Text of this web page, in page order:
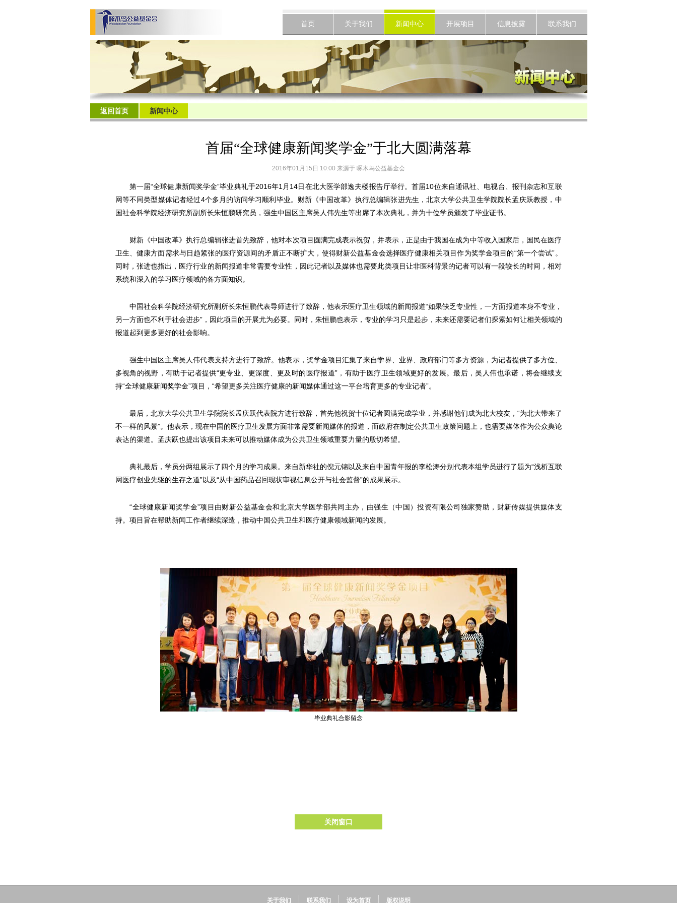
首页 关于我们 新闻中心 开展项目 信息披露 联系我们
返回首页 新闻中心
首届“全球健康新闻奖学金”于北大圆满落幕
2016年01月15日 10:00 来源于 啄木鸟公益基金会
第一届“全球健康新闻奖学金”毕业典礼于2016年1月14日在北大医学部逸夫楼报告厅举行。首届10位来自通讯社、电视台、报刊杂志和互联
网等不同类型媒体记者经过4个多月的访问学习顺利毕业。财新《中国改革》执行总编辑张进先生，北京大学公共卫生学院院长孟庆跃教授，中
国社会科学院经济研究所副所长朱恒鹏研究员，强生中国区主席吴人伟先生等出席了本次典礼，并为十位学员颁发了毕业证书。
财新《中国改革》执行总编辑张进首先致辞，他对本次项目圆满完成表示祝贺，并表示，正是由于我国在成为中等收入国家后，国民在医疗
卫生、健康方面需求与日趋紧张的医疗资源间的矛盾正不断扩大，使得财新公益基金会选择医疗健康相关项目作为奖学金项目的“第一个尝试”。
同时，张进也指出，医疗行业的新闻报道非常需要专业性，因此记者以及媒体也需要此类项目让非医科背景的记者可以有一段较长的时间，相对
系统和深入的学习医疗领域的各方面知识。
中国社会科学院经济研究所副所长朱恒鹏代表导师进行了致辞，他表示医疗卫生领域的新闻报道“如果缺乏专业性，一方面报道本身不专业，
另一方面也不利于社会进步”，因此项目的开展尤为必要。同时，朱恒鹏也表示，专业的学习只是起步，未来还需要记者们探索如何让相关领域的
报道起到更多更好的社会影响。
强生中国区主席吴人伟代表支持方进行了致辞。他表示，奖学金项目汇集了来自学界、业界、政府部门等多方资源，为记者提供了多方位、
多视角的视野，有助于记者提供“更专业、更深度、更及时的医疗报道”，有助于医疗卫生领域更好的发展。最后，吴人伟也承诺，将会继续支
持“全球健康新闻奖学金”项目，“希望更多关注医疗健康的新闻媒体通过这一平台培育更多的专业记者”。
最后，北京大学公共卫生学院院长孟庆跃代表院方进行致辞，首先他祝贺十位记者圆满完成学业，并感谢他们成为北大校友，“为北大带来了
不一样的风景”。他表示，现在中国的医疗卫生发展方面非常需要新闻媒体的报道，而政府在制定公共卫生政策问题上，也需要媒体作为公众舆论
表达的渠道。孟庆跃也提出该项目未来可以推动媒体成为公共卫生领域重要力量的殷切希望。
典礼最后，学员分两组展示了四个月的学习成果。来自新华社的倪元锦以及来自中国青年报的李松涛分别代表本组学员进行了题为“浅析互联
网医疗创业先驱的生存之道”以及“从中国药品召回现状审视信息公开与社会监督”的成果展示。
“全球健康新闻奖学金”项目由财新公益基金会和北京大学医学部共同主办，由强生（中国）投资有限公司独家赞助，财新传媒提供媒体支
持。项目旨在帮助新闻工作者继续深造，推动中国公共卫生和医疗健康领域新闻的发展。
毕业典礼合影留念
关闭窗口
关于我们 联系我们 设为首页 版权说明